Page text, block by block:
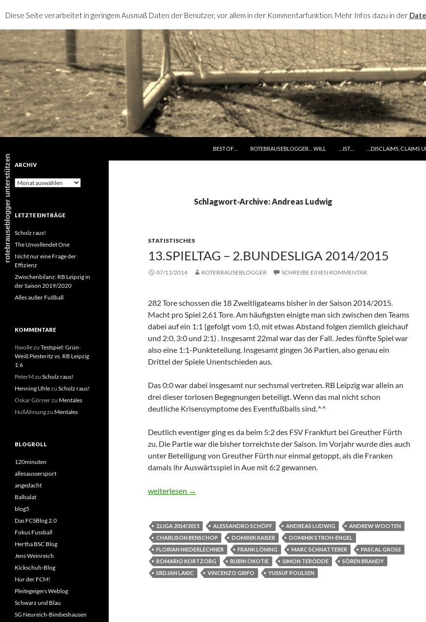
BEST OF…
ROTEBRAUSEBLOGGER… WILL …IST… …DISCLAIMS, CLAIMS
Schlagwort-Archive: Andreas Ludwig
STATISTISCHES
13.SPIELTAG – 2.BUNDESLIGA 2014/2015
07/11/2014 ROTEBRAUSEBLOGGER SCHREIBE EINEN KOMMENTAR
282 Tore schossen die 18 Zweitligateams bisher in der Saison 2014/2015.
Macht pro Spiel 2,61 Tore. Am häufigsten einigte man sich zwischen den Teams
dabei auf ein 1:1 (gefolgt vom 1:0, mit etwas Abstand folgen ziemlich gleichauf
und 2:0, 3:0 und 2:1) . Insgesamt 22mal war das der Fall. Jedes fünfte Spiel war
also eine 1:1-Punkteteilung. Insgesamt gingen 36 Partien, also genau ein
Drittel der Spiele Unentschieden aus.
Das 0:0 war dabei insgesamt nur sechsmal vertreten. RB Leipzig war allein an
drei dieser torlosen Begegnungen beteiligt. Wenn das mal nicht schon
deutliche Krisensymptome des Eventfußballs sind.^^
Deutlich eventiger ging es da beim 5:2 des FSV Frankfurt bei Greuther Fürth
zu. Die Partie war die bisher torreichste der Saison. Im Vorjahr wurde dies auch
unter Beteiligung von Greuther Fürth nur einmal getoppt, als die Franken
damals ihr Auswärtsspiel in Aue mit 6:2 gewannen.
13.Spieltag – 2.Bundesliga 2014/2015
weiterlesen →
2.LIGA 2014/2015 ALESSANDRO SCHÖPF ANDREAS LUDWIG
ANDREW WOOTEN
CHARLISON BENSCHOP
DOMINIK KAISER
DOMINIK STROH-ENGEL
FLORIAN NIEDERLECHNER
FRANK LÖNING MARC SCHNATTERER
PASCAL GROSS
ROMARIO KORTZORG
RUBIN OKOTIE SIMON TERODDE
SÖREN BRANDY
SRDJAN LAKIC
VINCENZO GRIFO YUSSUF POULSEN
ARCHIV
Archiv
LETZTE EINTRÄGE
Scholz raus!
The Unvollendet One
Nicht nur eine Frage der
Effizienz
Zwischenbilanz: RB Leipzig in
der Saison 2019/2020
Alles außer Fußball
KOMMENTARE
Itwollezu Testspiel: Grün-
Weiß Piesteritz vs. RB Leipzig
1:6
PeterM zu Scholz raus!
Henning Uhlezu Scholz raus!
Oskar Görnerzu Mentales
NullAhnungzu Mentales
BLOGROLL
120minuten
allesaussersport
angedacht
Ballsalat
blog5
Das FCSBlog 2.0
Fokus Fussball
Hertha BSC Blog
Jens Weinreich
Kickschuh-Blog
Nur der FCM!
Pleitegeigers Weblog
Schwarz und Blau
SG Neureich-Bimbeshausen
Diese Seite verarbeitet in geringem Ausmaß Daten der Benutzer, vor allem in der Kommentarfunktion. Mehr Infos dazu in der
rotebrauseblogger unterstützen